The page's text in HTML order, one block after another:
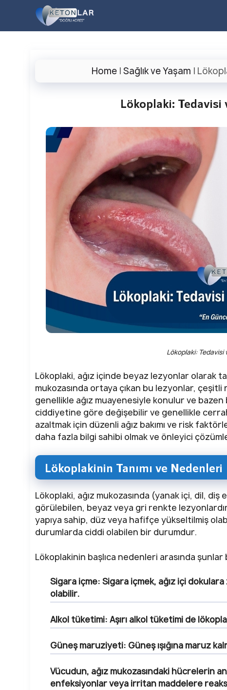
Home| Sağlık ve Yaşam |
Lökoplaki: Tedavisi
Lökoplaki:
Lökoplaki, ağız içinde beyaz lezyonlar olarak
mukozasında ortaya çıkan bu lezyonlar, çeşitli
genellikle ağız muayenesiyle konulur ve
ciddiyetine göre değişebilir ve genellikle
azaltmak için düzenli ağız bakımı ve risk
daha fazla bilgi sahibi olmak ve önleyici
Lökoplakinin Tanımı ve Nedenleri
Lökoplaki, ağız mukozasında (yanak içi, dil,
görülebilen, beyaz veya gri renkte
yapıya sahip, düz veya hafifçe yükseltilmiş
durumlarda ciddi olabilen bir durumdur.
Lökoplakinin başlıca nedenleri arasında
Sigara içme: Sigara içmek, ağız içi
olabilir.
Alkol tüketimi: Aşırı alkol tüketimi de
Güneş maruziyeti: Güneş ışığına maruz
Vücudun, ağız mukozasındaki hücrelerin
enfeksiyonlar veya irritan maddelere